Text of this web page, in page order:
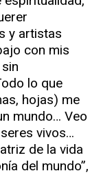
y artistas
con mis
lo que
hojas) me
mundo… Veo
vivos…
de la vida
del mundo”,